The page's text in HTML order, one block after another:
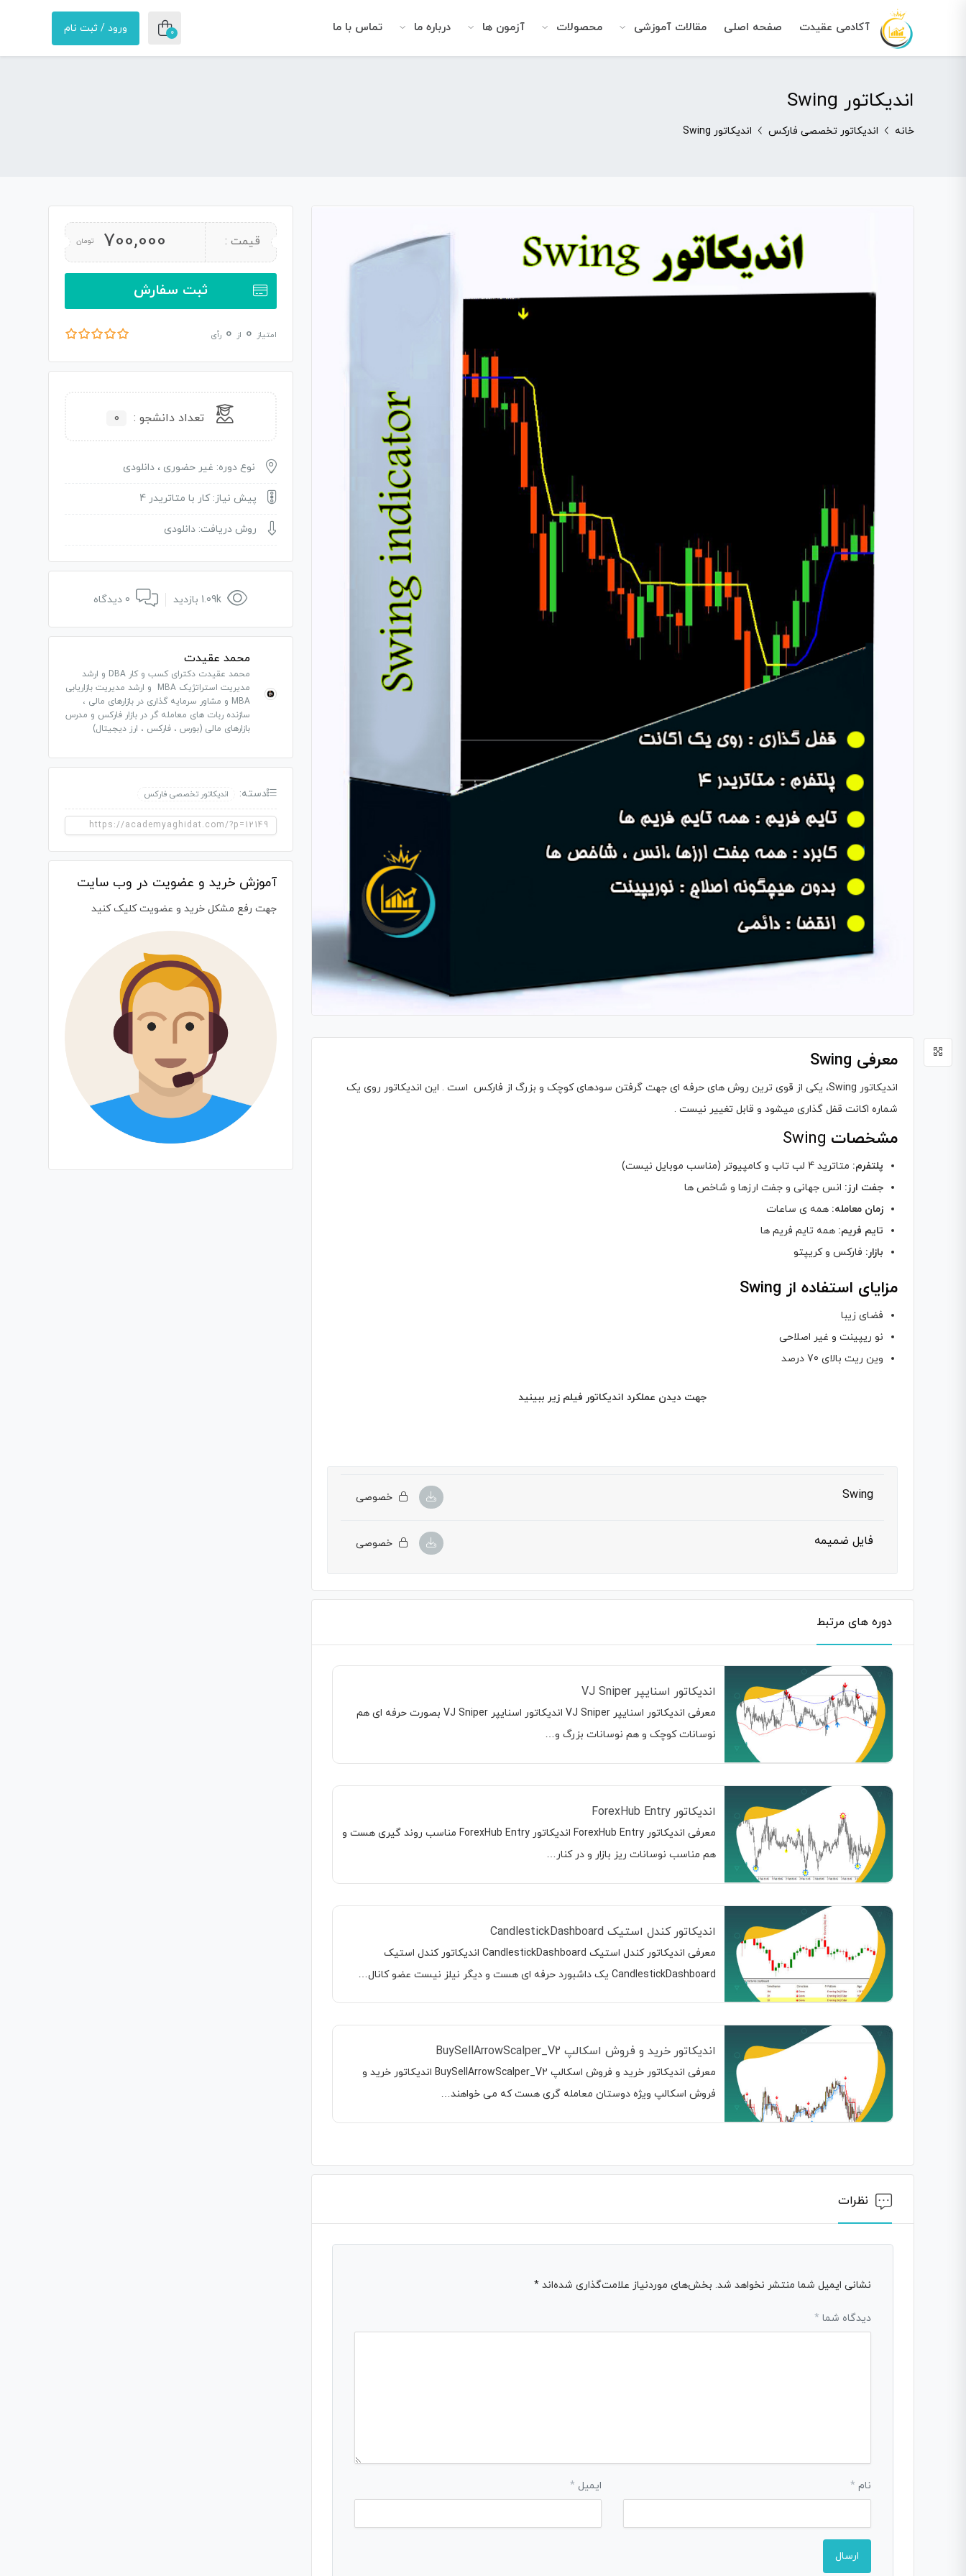
آکادمی عقیدت صفحه اصلی مقالات آموزشی محصولات آزمون ها درباره ما تماس با ما 0 ورود / ثبت نام
اندیکاتور Swing
خانه اندیکاتور تخصصی فارکس اندیکاتور Swing
معرفی Swing
اندیکاتور Swing، یکی از قوی ترین روش های حرفه ای جهت گرفتن سودهای کوچک و بزرگ از فارکس است . این اندیکاتور روی یک
شماره اکانت قفل گذاری میشود و قابل تغییر نیست .
مشخصات Swing
پلتفرم: متاترید 4 لب تاب و کامپیوتر (مناسب موبایل نیست)
جفت ارز: انس جهانی و جفت ارزها و شاخص ها
زمان معامله: همه ی ساعات
تایم فریم: همه تایم فریم ها
بازار: فارکس و کریپتو
مزایای استفاده از Swing
فضای زیبا
نو ریپینت و غیر اصلاحی
وین ریت بالای 70 درصد
جهت دیدن عملکرد اندیکاتور فیلم زیر ببینید
Swing خصوصی
فایل ضمیمه خصوصی
دوره های مرتبط
اندیکاتور اسنایپر VJ Sniper
معرفی اندیکاتور اسنایپر VJ Sniper اندیکاتور اسنایپر VJ Sniper بصورت حرفه ای هم
نوسانات کوچک و هم نوسانات بزرگ و…
اندیکاتور ForexHub Entry
معرفی اندیکاتور ForexHub Entry اندیکاتور ForexHub Entry مناسب روند گیری هست و
هم مناسب نوسانات ریز بازار و در کنار…
اندیکاتور کندل استیک CandlestickDashboard
معرفی اندیکاتور کندل استیک CandlestickDashboard اندیکاتور کندل استیک
CandlestickDashboard یک داشبورد حرفه ای هست و دیگر نیلز نیست عضو کانال…
اندیکاتور خرید و فروش اسکالپ BuySellArrowScalper_V2
معرفی اندیکاتور خرید و فروش اسکالپ BuySellArrowScalper_V2 اندیکاتور خرید و
فروش اسکالپ ویژه دوستان معامله گری هست که می خواهند…
نظرات
نشانی ایمیل شما منتشر نخواهد شد. بخش‌های موردنیاز علامت‌گذاری شده‌اند *
دیدگاه شما *
نام * ایمیل *
قیمت : 700,000 تومان
ثبت سفارش
امتیاز 0 از 0 رأی
تعداد دانشجو : 0
نوع دوره: غیر حضوری ، دانلودی
پیش نیاز: کار با متاتریدر 4
روش دریافت: دانلودی
محمد عقیدت
محمد عقیدت دکترای کسب و کار DBA و ارشد
مدیریت استراتژیک MBA و ارشد مدیریت بازاریابی
MBA و مشاور سرمایه گذاری در بازارهای مالی ،
سازنده ربات های معامله گر در بازار فارکس و مدرس
بازارهای مالی (بورس ، فارکس ، ارز دیجیتال)
دسته: اندیکاتور تخصصی فارکس
آموزش خرید و عضویت در وب سایت
جهت رفع مشکل خرید و عضویت کلیک کنید